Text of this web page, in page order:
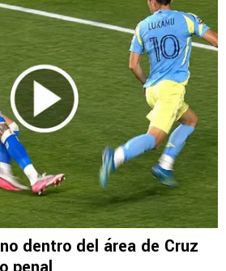
dentro del área de Cruz